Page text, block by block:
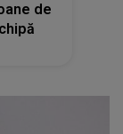
de